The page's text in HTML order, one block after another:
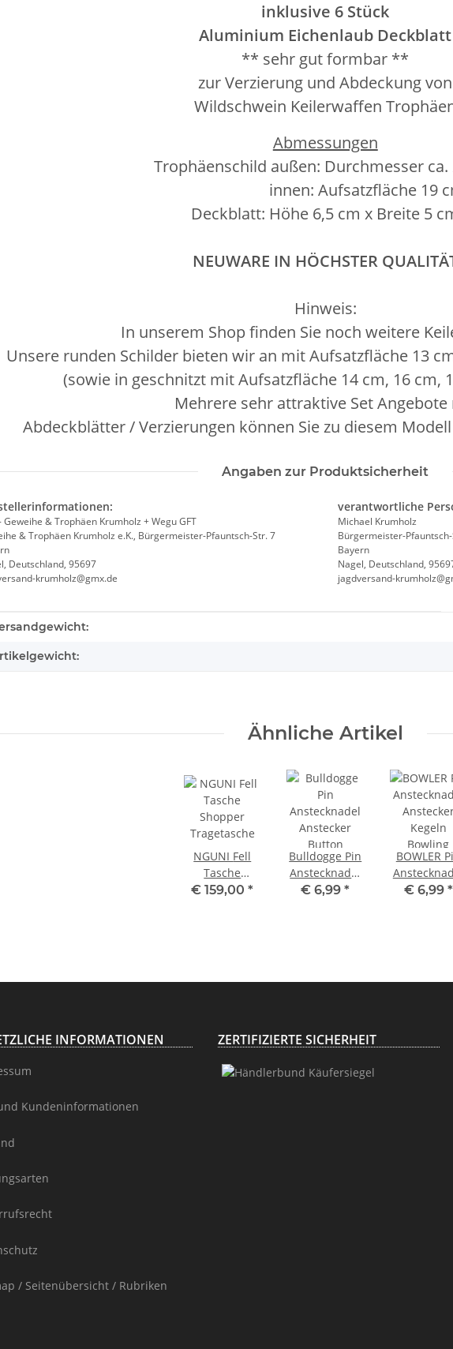
inklusive 6 Stück
Aluminium Eichenlaub Deckblatt
** sehr gut formbar **
zur Verzierung und Abdeckung von
Wildschwein Keilerwaffen
Abmessungen
Trophäenschild außen: Durchmesser ca.
innen: Aufsatzfläche 19
Deckblatt: Höhe 6,5 cm x Breite 5
NEUWARE IN HÖCHSTER
Hinweis:
In unserem Shop finden Sie noch weitere
Unsere runden Schilder bieten wir an mit Aufsatzfläche 13
(sowie in geschnitzt mit Aufsatzfläche 14 cm, 16 cm,
Mehrere sehr attraktive Set
Abdeckblätter / Verzierungen können Sie zu diesem
Angaben zur Produktsicherheit
Geweihe & Trophäen Krumholz + Wegu GFT
& Trophäen Krumholz e.K., Bürgermeister-Pfauntsch-Str. 7
Deutschland, 95697
krumholz@gmx.de
verantwortliche
Michael Krumholz
Bürgermeister-
Bayern
Nagel, Deutschland,
jagdversand-
Ähnliche Artikel
NGUNI Fell
Tasche
Shopper
€ 159,00*
Bulldogge Pin
Anstecknadel
Anstecker
€ 6,99*
BOWLER
Anstecker
€ 6,99 *
INFORMATIONEN
Kundeninformationen
/ Seitenübersicht / Rubriken
ZERTIFIZIERTE SICHERHEIT